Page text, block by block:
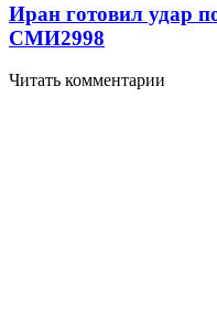
Иран готовил удар
СМИ2998
Читать комментарии